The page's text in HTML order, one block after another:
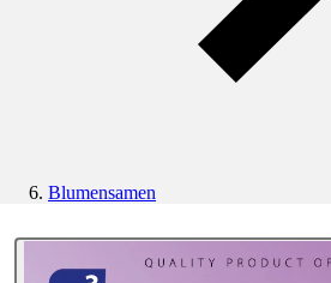
Blumensamen